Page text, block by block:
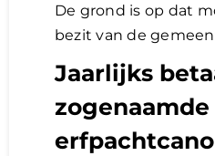
De grond is op dat
bezit van de
Jaarlijks
zogenaamde